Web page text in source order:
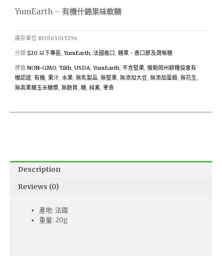
YumEarth – 有機什錦果味軟糖
庫存單位 810165015296
分類 $20 以下專區,YumEarth, 法國進口, 糖果、香口膠及潤喉糖
標籤 NON-GMO, Tilth, USDA,YumEarth, 不含堅果, 俄勒岡州耕種協會有
機認證, 有機, 果汁, 水果, 無乳製品, 無堅果, 無添加大豆, 無添加蛋類, 無花生,
無高果糖玉米糖漿, 無麩質, 糖, 純素, 零食
Description
Reviews (0)
產地: 法國
重量: 20g